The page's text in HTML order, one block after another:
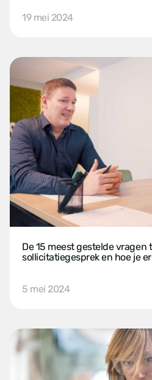
19 mei 2024
De 15 meest gestelde vragen
sollicitatiegesprek en hoe je
5 mei 2024